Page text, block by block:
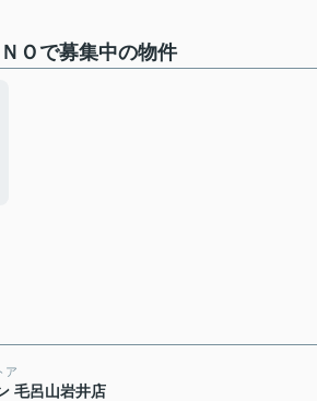
Ｏで募集中の物件
ア
毛呂山岩井店